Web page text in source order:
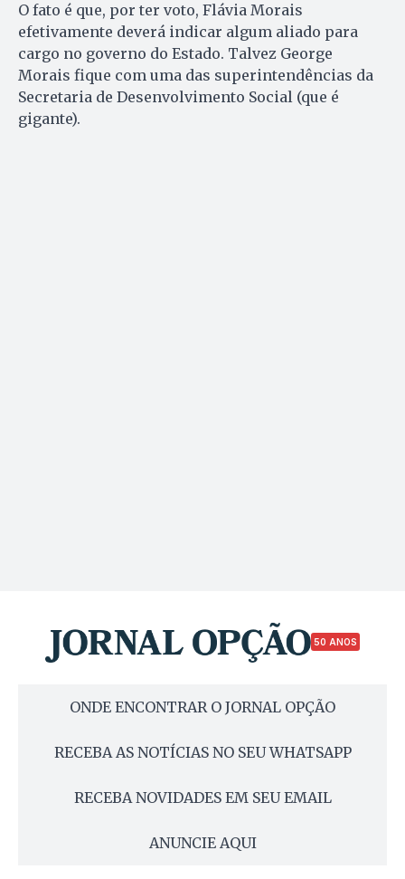
O fato é que, por ter voto, Flávia Morais
efetivamente deverá indicar algum aliado para
cargo no governo do Estado. Talvez George
Morais fique com uma das superintendências da
Secretaria de Desenvolvimento Social (que é
gigante).
50 ANOS
ONDE ENCONTRAR O JORNAL OPÇÃO
RECEBA AS NOTÍCIAS NO SEU WHATSAPP
RECEBA NOVIDADES EM SEU EMAIL
ANUNCIE AQUI